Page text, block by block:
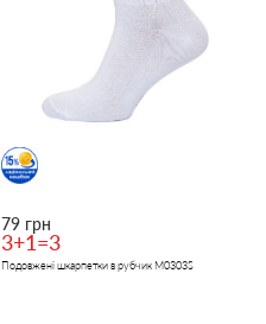
79 грн
3+1=3
Подовжені шкарпетки в рубчик M0303S